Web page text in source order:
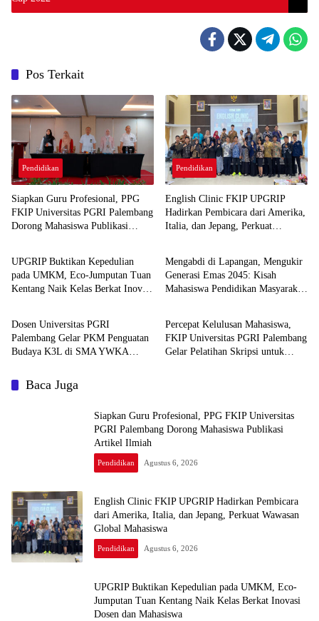
Pos Terkait
Pendidikan
Siapkan Guru Profesional, PPG
FKIP Universitas PGRI Palembang
Dorong Mahasiswa Publikasi
Pendidikan
English Clinic FKIP UPGRIP
Hadirkan Pembicara dari Amerika,
Italia, dan Jepang, Perkuat
Pendidikan
UPGRIP Buktikan Kepedulian
pada UMKM, Eco-Jumputan Tuan
Kentang Naik Kelas Berkat Inovasi
Pendidikan
Mengabdi di Lapangan, Mengukir
Generasi Emas 2045: Kisah
Mahasiswa Pendidikan Masyarakat
Pendidikan
Dosen Universitas PGRI
Palembang Gelar PKM Penguatan
Budaya K3L di SMA YWKA
Pendidikan
Percepat Kelulusan Mahasiswa,
FKIP Universitas PGRI Palembang
Gelar Pelatihan Skripsi untuk
Baca Juga
Siapkan Guru Profesional, PPG FKIP Universitas
PGRI Palembang Dorong Mahasiswa Publikasi
Artikel Ilmiah
Pendidikan Agustus 6, 2026
English Clinic FKIP UPGRIP Hadirkan Pembicara
dari Amerika, Italia, dan Jepang, Perkuat Wawasan
Global Mahasiswa
Pendidikan Agustus 6, 2026
UPGRIP Buktikan Kepedulian pada UMKM, Eco-
Jumputan Tuan Kentang Naik Kelas Berkat Inovasi
Dosen dan Mahasiswa